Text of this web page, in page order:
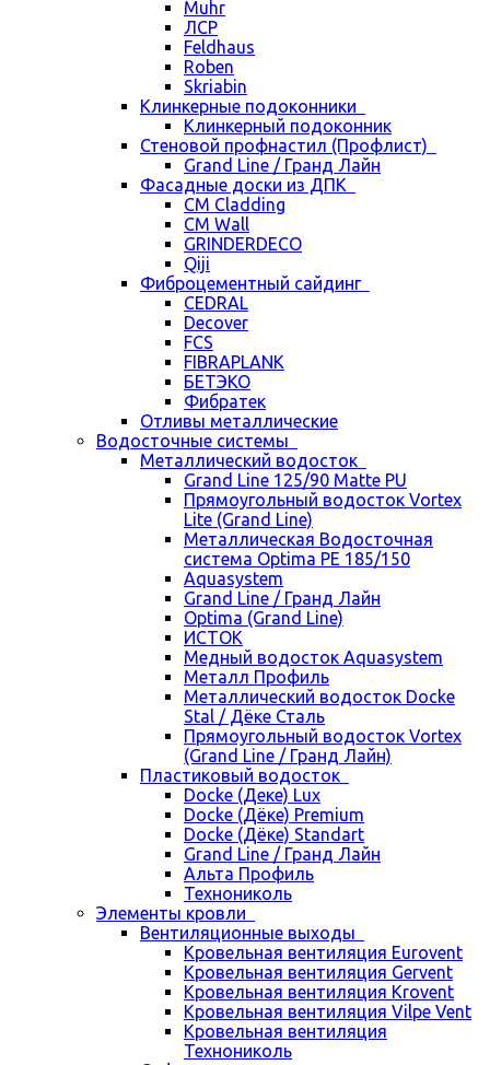
Muhr
ЛСР
Feldhaus
Roben
Skriabin
Клинкерные подоконники
Клинкерный подоконник
Стеновой профнастил (Профлист)
Grand Line / Гранд Лайн
Фасадные доски из ДПК
CM Cladding
CM Wall
GRINDERDECO
Qiji
Фиброцементный сайдинг
CEDRAL
Decover
FCS
FIBRAPLANK
БЕТЭКО
Фибратек
Отливы металлические
Водосточные системы
Металлический водосток
Grand Line 125/90 Matte PU
Прямоугольный водосток Vortex
Lite (Grand Line)
Металлическая Водосточная
система Optima PE 185/150
Aquasystem
Grand Line / Гранд Лайн
Optima (Grand Line)
ИСТОК
Медный водосток Aquasystem
Металл Профиль
Металлический водосток Docke
Stal / Дёке Сталь
Прямоугольный водосток Vortex
(Grand Line / Гранд Лайн)
Пластиковый водосток
Docke (Деке) Lux
Docke (Дёке) Premium
Docke (Дёке) Standart
Grand Line / Гранд Лайн
Альта Профиль
Технониколь
Элементы кровли
Вентиляционные выходы
Кровельная вентиляция Eurovent
Кровельная вентиляция Gervent
Кровельная вентиляция Krovent
Кровельная вентиляция Vilpe Vent
Кровельная вентиляция
Технониколь